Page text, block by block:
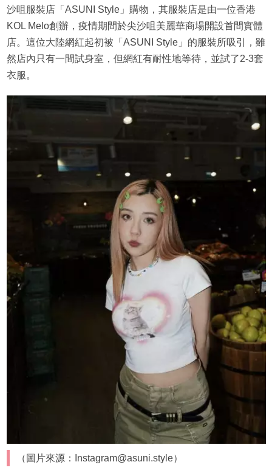
沙咀服裝店「ASUNI Style」購物，其服裝店是由一位香港
KOL Melo創辦，疫情期間於尖沙咀美麗華商場開設首間實體
店。這位大陸網紅起初被「ASUNI Style」的服裝所吸引，雖
然店內只有一間試身室，但網紅有耐性地等待，並試了2-3套
衣服。
（圖片來源：Instagram@asuni.style）